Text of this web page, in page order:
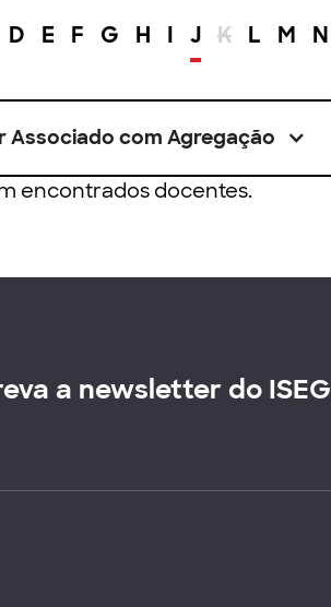
D E F G H I J K L M N
Associado com Agregação
encontrados docentes.
a newsletter do ISEG